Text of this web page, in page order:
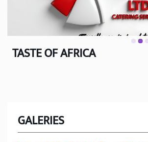
TASTE OF AFRICA
GALERIES